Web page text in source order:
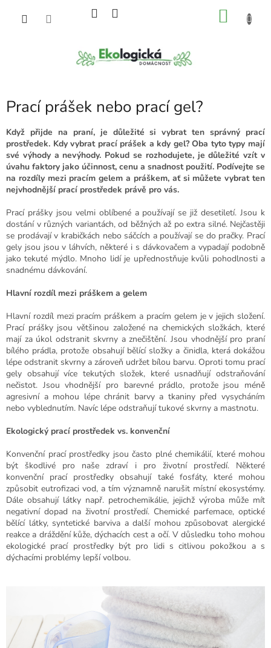
Prací prášek nebo prací gel?
Když přijde na praní, je důležité si vybrat ten správný prací
prostředek. Kdy vybrat prací prášek a kdy gel? Oba tyto typy mají
své výhody a nevýhody. Pokud se rozhodujete, je důležité vzít v
úvahu faktory jako účinnost, cenu a snadnost použití. Podívejte se
na rozdíly mezi pracím gelem a práškem, ať si můžete vybrat ten
nejvhodnější prací prostředek právě pro vás.
Prací prášky jsou velmi oblíbené a používají se již desetiletí. Jsou k
dostání v různých variantách, od běžných až po extra silné. Nejčastěji
se prodávají v krabičkách nebo sáčcích a používají se do pračky. Prací
gely jsou jsou v láhvích, některé i s dávkovačem a vypadají podobně
jako tekuté mýdlo. Mnoho lidí je upřednostňuje kvůli pohodlnosti a
snadnému dávkování.
Hlavní rozdíl mezi práškem a gelem
Hlavní rozdíl mezi pracím práškem a pracím gelem je v jejich složení.
Prací prášky jsou většinou založené na chemických složkách, které
mají za úkol odstranit skvrny a znečištění. Jsou vhodnější pro praní
bílého prádla, protože obsahují bělící složky a činidla, která dokážou
lépe odstranit skvrny a zároveň udržet bílou barvu. Oproti tomu prací
gely obsahují více tekutých složek, které usnadňují odstraňování
nečistot. Jsou vhodnější pro barevné prádlo, protože jsou méně
agresivní a mohou lépe chránit barvy a tkaniny před vysycháním
nebo vyblednutím. Navíc lépe odstraňují tukové skvrny a mastnotu.
Ekologický prací prostředek vs. konvenční
Konvenční prací prostředky jsou často plné chemikálií, které mohou
být škodlivé pro naše zdraví i pro životní prostředí. Některé
konvenční prací prostředky obsahují také fosfáty, které mohou
způsobit eutrofizaci vod, a tím významně narušit místní ekosystémy.
Dále obsahují látky např. petrochemikálie, jejichž výroba může mít
negativní dopad na životní prostředí. Chemické parfemace, optické
bělící látky, syntetické barviva a další mohou způsobovat alergické
reakce a dráždění kůže, dýchacích cest a očí. V důsledku toho mohou
ekologické prací prostředky být pro lidi s citlivou pokožkou a s
dýchacími problémy lepší volbou.